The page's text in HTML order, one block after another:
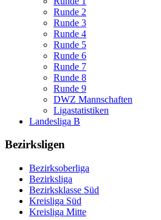
Runde 2
Runde 3
Runde 4
Runde 5
Runde 6
Runde 7
Runde 8
Runde 9
DWZ Mannschaften
Ligastatistiken
Landesliga B
Bezirksligen
Bezirksoberliga
Bezirksliga
Bezirksklasse Süd
Kreisliga Süd
Kreisliga Mitte